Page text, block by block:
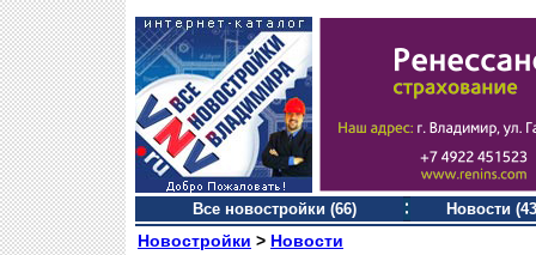
Все новостройки (66) Новости
Новостройки > Новости